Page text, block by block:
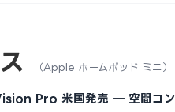
（Apple ホームポッド ミニ）
Pro 米国発売 — 空間コン